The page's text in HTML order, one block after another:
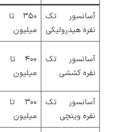
آسانسور تک
نفره هیدرولیکی
میلیون
آسانسور تک
نفره کششی
میلیون
آسانسور تک
نفره وینچی
میلیون